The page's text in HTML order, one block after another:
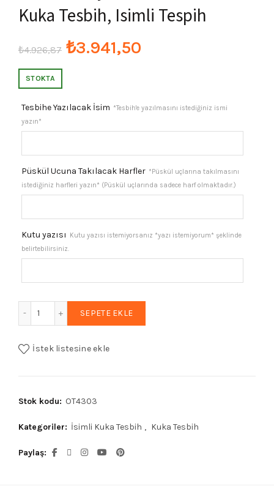
Kuka Tesbih, Isimli Tespih
₺4.926,87 Orijinal
₺4.926,87.
₺3.941,50
fiyat:
₺3.941,50.
STOKTA
Tesbihe Yazılacak İsim *Tesbih'e yazılmasını istediğiniz ismi
yazın*
Püskül Ucuna Takılacak Harfler *Püskül uçlarına takılmasını
istediğiniz harfleri yazın* (Püskül uçlarında sadece harf olmaktadır.)
Kutu yazısı
Kutu yazısı istemiyorsanız *yazı istemiyorum* şeklinde
belirtebilirsiniz.
SEPETE EKLE
İstek listesine ekle
Stok kodu: OT4303
Kategoriler: İsimli Kuka Tesbih , Kuka Tesbih
Paylaş